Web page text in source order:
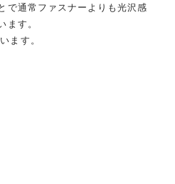
で通常ファスナーよりも光沢感
ます。
ます。